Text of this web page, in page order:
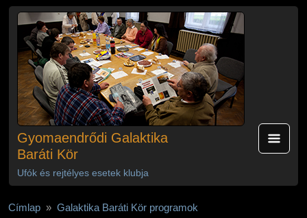
Ugrás a tartalomra
Gyomaendrődi Galaktika
Baráti Kör
Ufók és rejtélyes esetek klubja
Címlap Galaktika Baráti Kör programok